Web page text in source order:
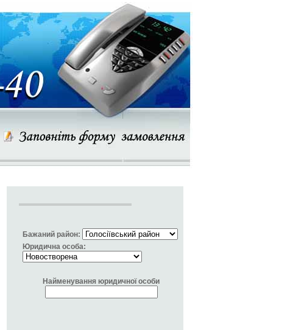
Бажаний район:
Юридична особа:
Найменування юридичної особи